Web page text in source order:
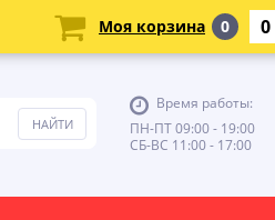
Время работы:
ПН-ПТ 09:00 - 19:00
СБ-ВС 11:00 - 17:00
Моя корзина 0 0